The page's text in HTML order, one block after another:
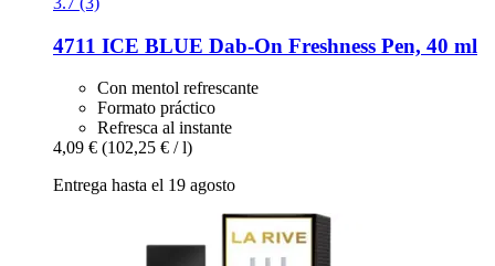
4711 ICE BLUE Dab-​On Freshness Pen, 40 ml
Con mentol refrescante
Formato práctico
Refresca al instante
4,09 € (102,25 € / l)
Entrega hasta el 19 agosto